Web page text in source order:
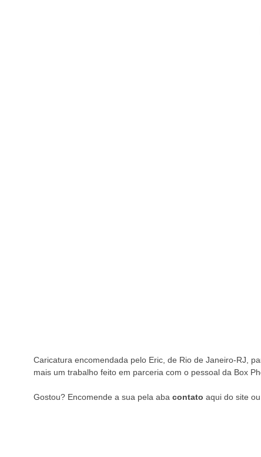
Caricatura encomendada pelo Eric, de Rio de Janeiro-RJ,
mais um trabalho feito em parceria com o pessoal da Box
Gostou? Encomende a sua pela aba contato aqui do site